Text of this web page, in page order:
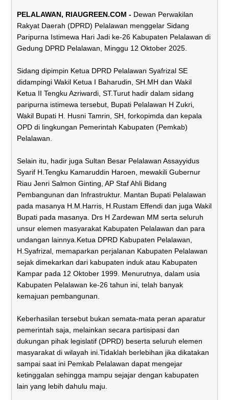
PELALAWAN, RIAUGREEN.COM - Dewan Perwakilan
Rakyat Daerah (DPRD) Pelalawan menggelar Sidang
Paripurna Istimewa Hari Jadi ke-26 Kabupaten Pelalawan di
Gedung DPRD Pelalawan, Minggu 12 Oktober 2025.
Sidang dipimpin Ketua DPRD Pelalawan Syafrizal SE
didampingi Wakil Ketua I Baharudin, SH.MH dan Wakil
Ketua II Tengku Azriwardi, ST.Turut hadir dalam sidang
paripurna istimewa tersebut, Bupati Pelalawan H Zukri,
Wakil Bupati H. Husni Tamrin, SH, forkopimda dan kepala
OPD di lingkungan Pemerintah Kabupaten (Pemkab)
Pelalawan.
Selain itu, hadir juga Sultan Besar Pelalawan Assayyidus
Syarif H.Tengku Kamaruddin Haroen, mewakili Gubernur
Riau Jenri Salmon Ginting, AP Staf Ahli Bidang
Pembangunan dan Infrastruktur. Mantan Bupati Pelalawan
pada masanya H.M.Harris, H.Rustam Effendi dan juga Wakil
Bupati pada masanya. Drs H Zardewan MM serta seluruh
unsur elemen masyarakat Kabupaten Pelalawan dan para
undangan lainnya.Ketua DPRD Kabupaten Pelalawan,
H.Syafrizal, memaparkan perjalanan Kabupaten Pelalawan
sejak dimekarkan dari kabupaten induk atau Kabupaten
Kampar pada 12 Oktober 1999. Menurutnya, dalam usia
Kabupaten Pelalawan ke-26 tahun ini, telah banyak
kemajuan pembangunan.
Keberhasilan tersebut bukan semata-mata peran aparatur
pemerintah saja, melainkan secara partisipasi dan
dukungan pihak legislatif (DPRD) beserta seluruh elemen
masyarakat di wilayah ini.Tidaklah berlebihan jika dikatakan
sampai saat ini Pemkab Pelalawan dapat mengejar
ketinggalan sehingga mampu sejajar dengan kabupaten
lain yang lebih dahulu maju.